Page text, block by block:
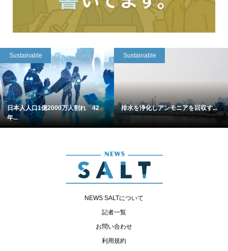
Sustainable
日本人人口1億2000万人割れ 42
年...
Sustainable
排水を浄化しアンモニアを回収す...
NEWS SALTについて
記者一覧
お問い合わせ
利用規約